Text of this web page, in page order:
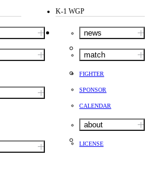
K-1 WGP
news
match
FIGHTER
SPONSOR
CALENDAR
about
LICENSE